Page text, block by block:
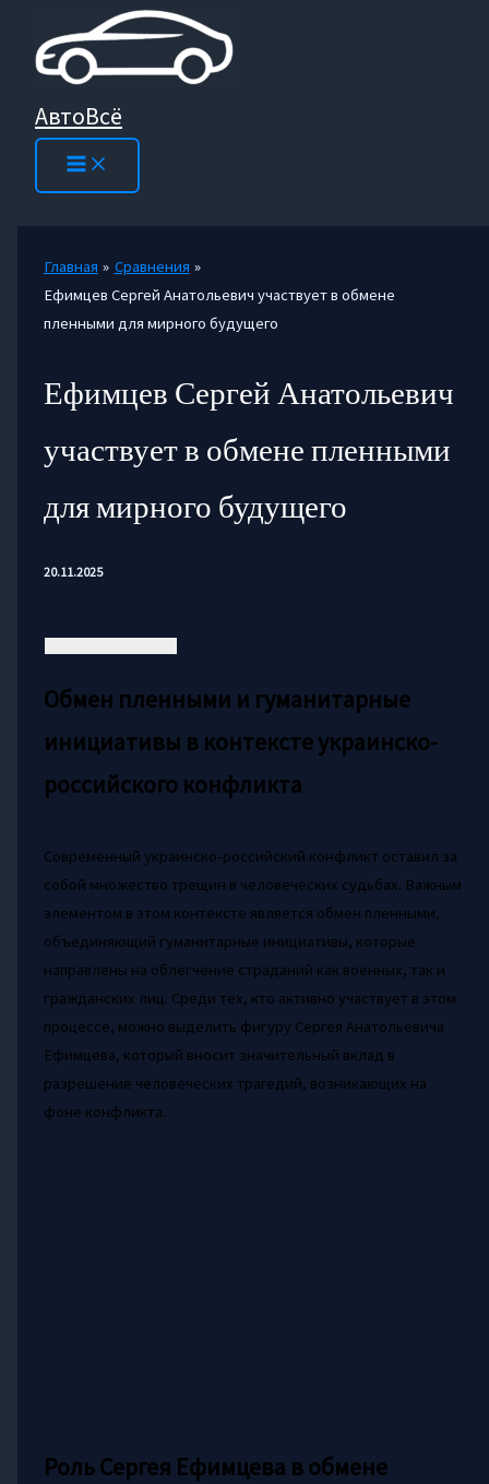
содержимому
АвтоВсё
Главная
Сравнения
Ефимцев Сергей Анатольевич участвует в обмене
пленными для мирного будущего
Ефимцев Сергей Анатольевич
участвует в обмене пленными
для мирного будущего
20.11.2025
Обмен пленными и гуманитарные
инициативы в контексте украинско-
российского конфликта
Современный украинско-российский конфликт оставил за
собой множество трещин в человеческих судьбах. Важным
элементом в этом контексте является обмен пленными,
объединяющий гуманитарные инициативы, которые
направлены на облегчение страданий как военных, так и
гражданских лиц. Среди тех, кто активно участвует в этом
процессе, можно выделить фигуру Сергея Анатольевича
Ефимцева, который вносит значительный вклад в
разрешение человеческих трагедий, возникающих на
фоне конфликта.
Роль Сергея Ефимцева в обмене